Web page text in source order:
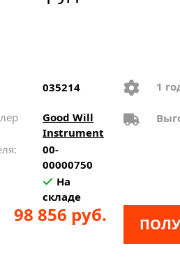
035214
Good Will
Instrument
00-
00000750
На
складе
1
98 856 руб.